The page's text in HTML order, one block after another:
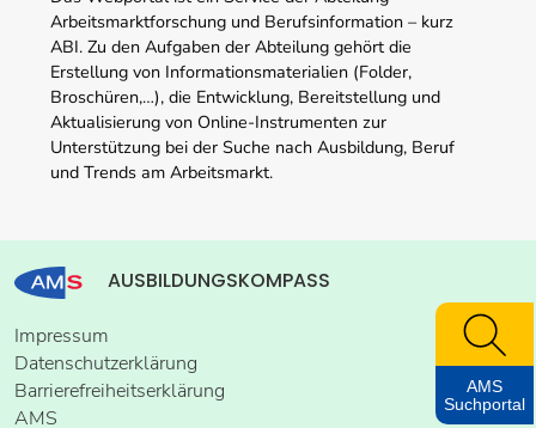
Arbeitsmarktforschung und Berufsinformation – kurz
ABI. Zu den Aufgaben der Abteilung gehört die
Erstellung von Informationsmaterialien (Folder,
Broschüren,…), die Entwicklung, Bereitstellung und
Aktualisierung von Online-Instrumenten zur
Unterstützung bei der Suche nach Ausbildung, Beruf
und Trends am Arbeitsmarkt.
AUSBILDUNGSKOMPASS
Impressum
Datenschutzerklärung
Barrierefreiheitserklärung
AMS
AMS
Suchportal